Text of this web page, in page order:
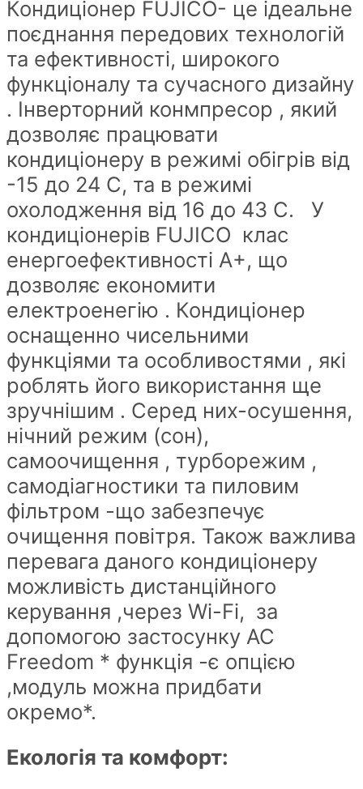
50
кв
м
quantity
Кондиціонер FUJICO- це ідеальне
поєднання передових технологій
та ефективності, широкого
функціоналу та сучасного дизайну
. Інверторний конмпресор , який
дозволяє працювати
кондиціонеру в режимі обігрів від
-15 до 24 С, та в режимі
охолодження від 16 до 43 С. У
кондиціонерів FUJICO клас
енергоефективності А+, що
дозволяє економити
електроенегію . Кондиціонер
оснащенно чисельними
функціями та особливостями , які
роблять його використання ще
зручнішим . Серед них-осушення,
нічний режим (сон),
самоочищення , турборежим ,
самодіагностики та пиловим
фільтром -що забезпечує
очищення повітря. Також важлива
перевага даного кондиціонеру
можливість дистанційного
керування ,через Wi-Fi, за
допомогою застосунку AC
Freedom * функція -є опцією
,модуль можна придбати
окремо*.
Екологія та комфорт: